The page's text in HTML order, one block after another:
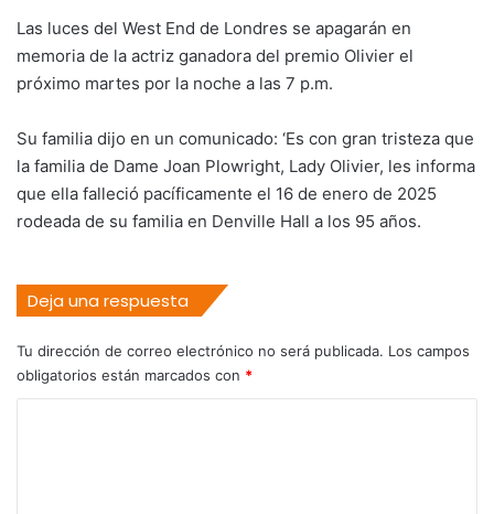
Las luces del West End de Londres se apagarán en
memoria de la actriz ganadora del premio Olivier el
próximo martes por la noche a las 7 p.m.
Su familia dijo en un comunicado: ‘Es con gran tristeza que
la familia de Dame Joan Plowright, Lady Olivier, les informa
que ella falleció pacíficamente el 16 de enero de 2025
rodeada de su familia en Denville Hall a los 95 años.
Deja una respuesta
Tu dirección de correo electrónico no será publicada. Los campos
obligatorios están marcados con *